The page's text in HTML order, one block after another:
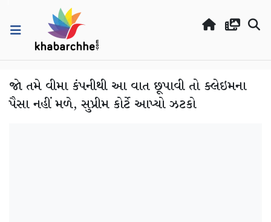
જો તમે વીમા કંપનીથી આ વાત છૂપાવી તો ક્લેઇમના
પૈસા નહીં મળે, સુપ્રીમ કોર્ટે આપ્યો ઝટકો